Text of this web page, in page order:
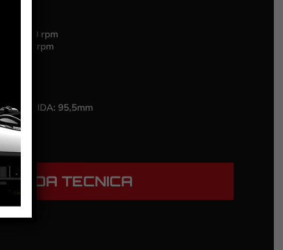
21.400 rpm
25.000 rpm
GUIDA: 95,5mm
TECNICA